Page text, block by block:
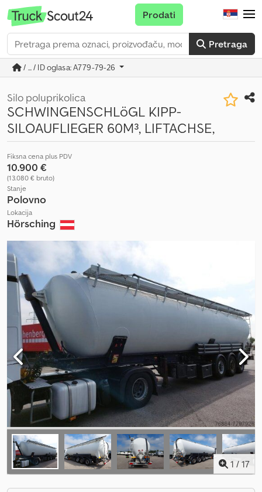
Pretraga
Prodati
/ ... / ID oglasa: A779-79-26
Silo poluprikolica
SCHWINGENSCHLöGL KIPP-
SILOAUFLIEGER 60M³, LIFTACHSE,
Fiksna cena plus PDV
10.900 €
(13.080 € bruto)
Stanje
Polovno
Lokacija
Hörsching
1 / 17